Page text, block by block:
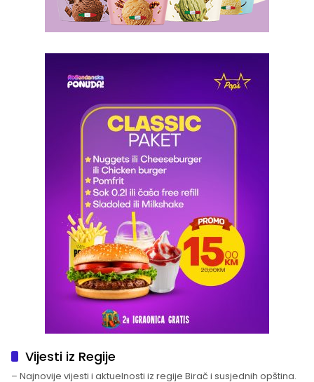
Vijesti iz Regije
– Najnovije vijesti i aktuelnosti iz regije Birač i susjednih opština.